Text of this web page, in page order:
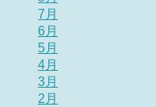
7月
6月
5月
4月
3月
2月